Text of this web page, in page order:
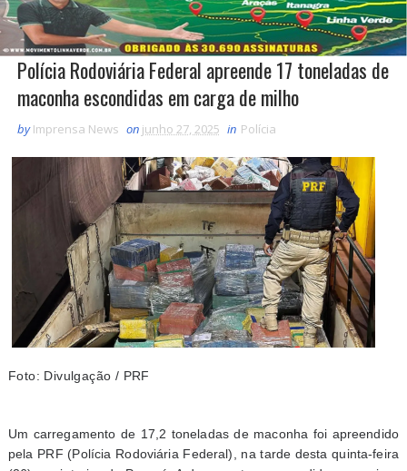
Polícia Rodoviária Federal apreende 17 toneladas de
maconha escondidas em carga de milho
by Imprensa News on junho 27, 2025 in Polícia
Foto: Divulgação / PRF
Um carregamento de 17,2 toneladas de maconha foi apreendido
pela PRF (Polícia Rodoviária Federal), na tarde desta quinta-feira